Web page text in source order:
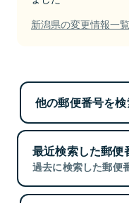
新潟県の変更情報一
他の郵便番号を
最近検索した郵便
過去に検索した郵便